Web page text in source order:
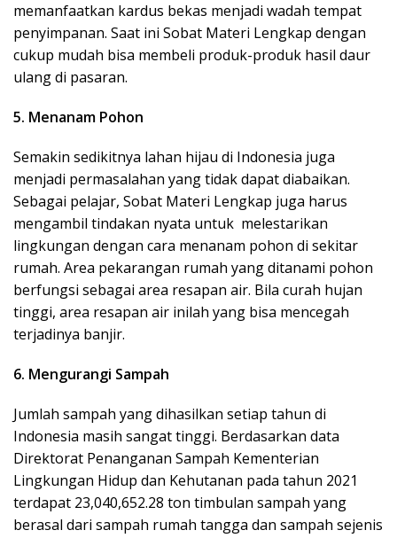
memanfaatkan kardus bekas menjadi wadah tempat
penyimpanan. Saat ini Sobat Materi Lengkap dengan
cukup mudah bisa membeli produk-produk hasil daur
ulang di pasaran.
5. Menanam Pohon
Semakin sedikitnya lahan hijau di Indonesia juga
menjadi permasalahan yang tidak dapat diabaikan.
Sebagai pelajar, Sobat Materi Lengkap juga harus
mengambil tindakan nyata untuk melestarikan
lingkungan dengan cara menanam pohon di sekitar
rumah. Area pekarangan rumah yang ditanami pohon
berfungsi sebagai area resapan air. Bila curah hujan
tinggi, area resapan air inilah yang bisa mencegah
terjadinya banjir.
6. Mengurangi Sampah
Jumlah sampah yang dihasilkan setiap tahun di
Indonesia masih sangat tinggi. Berdasarkan data
Direktorat Penanganan Sampah Kementerian
Lingkungan Hidup dan Kehutanan pada tahun 2021
terdapat 23,040,652.28 ton timbulan sampah yang
berasal dari sampah rumah tangga dan sampah sejenis